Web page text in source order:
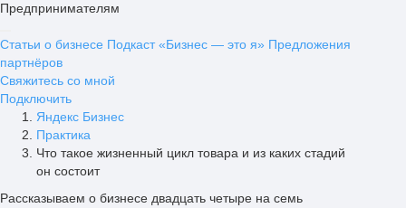
Предпринимателям
Статьи о бизнесе Подкаст «Бизнес — это я» Предложения
партнёров
Свяжитесь со мной
Подключить
Яндекс Бизнес
Практика
Что такое жизненный цикл товара и из каких стадий
он состоит
Рассказываем о бизнесе двадцать четыре на семь